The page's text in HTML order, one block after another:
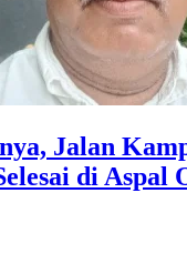
Jalan
di Aspal